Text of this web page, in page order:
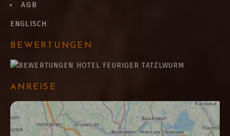
AGB
ENGLISCH
BEWERTUNGEN
ANREISE